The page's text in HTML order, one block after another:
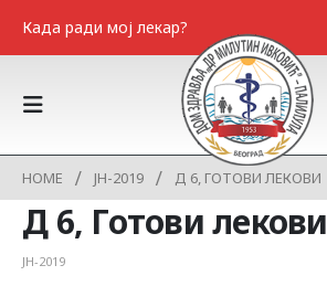
Када ради мој лекар?
HOME JH-2019 Д 6, ГОТОВИ ЛЕКОВИ
Д 6, Готови лекови
JH-2019